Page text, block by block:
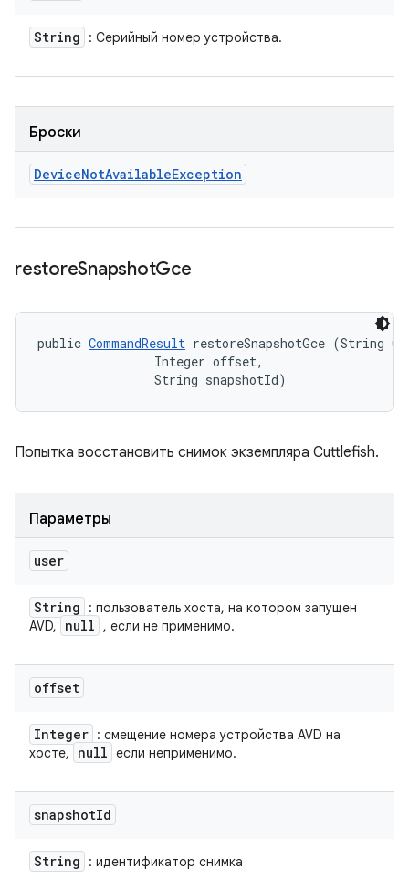
String : Серийный номер устройства.
Броски
DeviceNotAvailableException
restoreSnapshotGce
public CommandResult restoreSnapshotGce (String
                Integer offset,
                String snapshotId)
Попытка восстановить снимок экземпляра Cuttlefish.
Параметры
user
String
: пользователь хоста, на котором запущен
AVD,
null , если не применимо.
offset
Integer : смещение номера устройства AVD на
хосте,
null если неприменимо.
snapshotId
String : идентификатор снимка